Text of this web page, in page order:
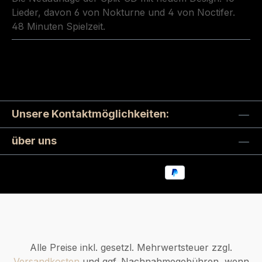
Lieder, davon 6 von Nokturne und 4 von Noctifer.
48 Minuten Spielzeit.
Unsere Kontaktmöglichkeiten:
über uns
Alle Preise inkl. gesetzl. Mehrwertsteuer zzgl.